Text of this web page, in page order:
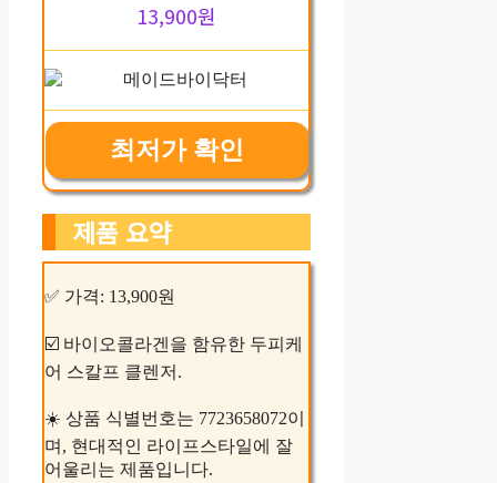
13,900원
최저가 확인
제품 요약
✅ 가격: 13,900원
☑️ 바이오콜라겐을 함유한 두피케
어 스칼프 클렌저.
☀️ 상품 식별번호는 7723658072이
며, 현대적인 라이프스타일에 잘
어울리는 제품입니다.